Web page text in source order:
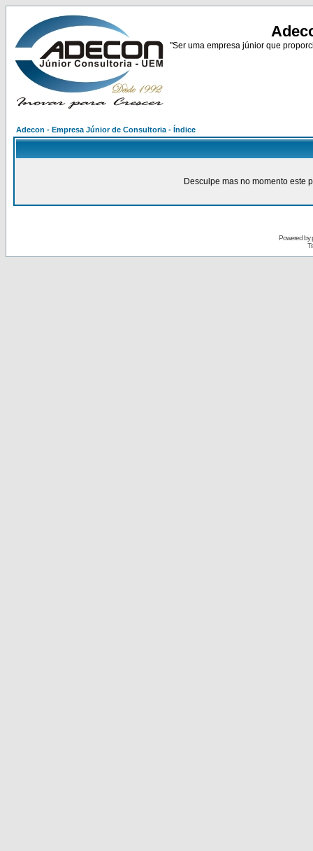
"Ser uma empresa júnior que
Adecon - Empresa Júnior de Consultoria - Índice
Desculpe mas no momento este
Powered by